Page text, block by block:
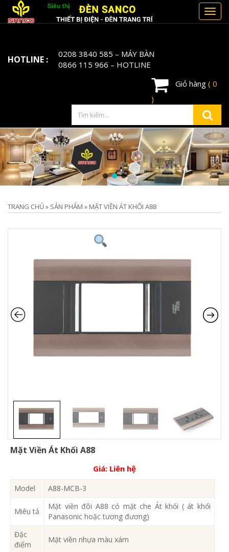
HOTLINE : 0208 3840 585 – MÁY BÀN
0866 115 966 – HOTLINE
Giỏ hàng ( 0
)
TRANG CHỦ» SẢN PHẨM » MẶT VIỀN ÁT KHỐI A88
Mặt Viền Át Khối A88
Giá: Liên hệ
Model A88-MCB-3
Miêu tả
Mặt viền đôi A88 có mặt che Át khối ( át khối
Panasonic hoặc tương đương)
Đặc
điểm
Mặt viền nhựa màu xám